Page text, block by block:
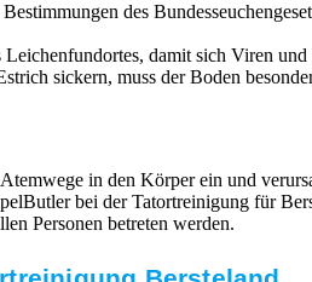
des
damit sich Viren
sickern, muss der Boden
in den Körper ein und
bei der Tatortreinigung für
Personen betreten werden.